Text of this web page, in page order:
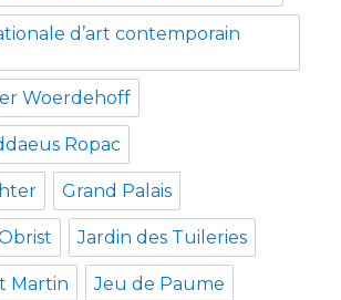
d’art contemporain
Woerdehoff
Ropac
Grand Palais
Jardin des Tuileries
Martin Jeu de Paume